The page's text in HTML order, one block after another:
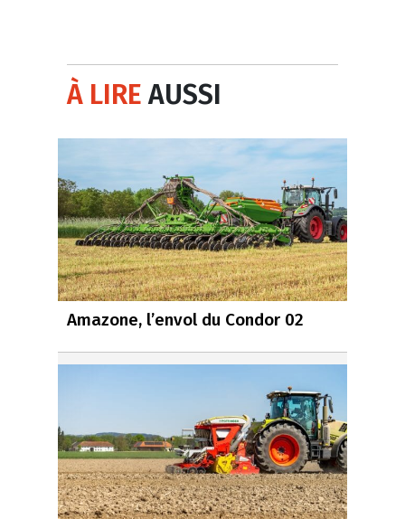
À LIREAUSSI
Amazone, l’envol du Condor 02